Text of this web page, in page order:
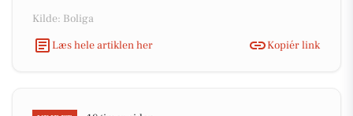
Kilde: Boliga
Læs hele artiklen her
Kopiér link